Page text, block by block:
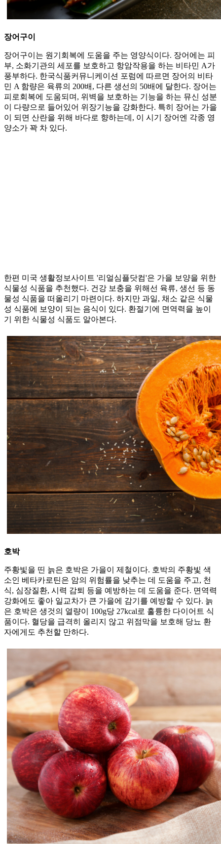
장어구이
장어구이는 원기회복에 도움을 주는 영양식이다. 장어에는 피
부, 소화기관의 세포를 보호하고 항암작용을 하는 비타민 A가
풍부하다. 한국식품커뮤니케이션 포럼에 따르면 장어의 비타
민 A 함량은 육류의 200배, 다른 생선의 50배에 달한다. 장어는
피로회복에 도움되며, 위벽을 보호하는 기능을 하는 뮤신 성분
이 다량으로 들어있어 위장기능을 강화한다. 특히 장어는 가을
이 되면 산란을 위해 바다로 향하는데, 이 시기 장어엔 각종 영
양소가 꽉 차 있다.
한편 미국 생활정보사이트 '리얼심플닷컴'은 가을 보양을 위한
식물성 식품을 추천했다. 건강 보충을 위해선 육류, 생선 등 동
물성 식품을 떠올리기 마련이다. 하지만 과일, 채소 같은 식물
성 식품에 보양이 되는 음식이 있다. 환절기에 면역력을 높이
기 위한 식물성 식품도 알아본다.
호박
주황빛을 띤 늙은 호박은 가을이 제철이다. 호박의 주황빛 색
소인 베타카로틴은 암의 위험률을 낮추는 데 도움을 주고, 천
식, 심장질환, 시력 감퇴 등을 예방하는 데 도움을 준다. 면역력
강화에도 좋아 일교차가 큰 가을에 감기를 예방할 수 있다. 늙
은 호박은 생것의 열량이 100g당 27kcal로 훌륭한 다이어트 식
품이다. 혈당을 급격히 올리지 않고 위점막을 보호해 당뇨 환
자에게도 추천할 만하다.